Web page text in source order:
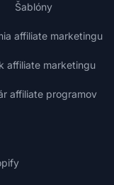
Šablóny
affiliate marketingu
affiliate marketingu
affiliate programov